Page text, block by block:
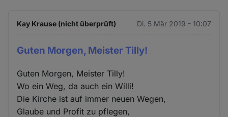
Kay Krause (nicht überprüft) Di. 5 Mär 2019 - 10:07
Guten Morgen, Meister Tilly!
Guten Morgen, Meister Tilly!
Wo ein Weg, da auch ein Willi!
Die Kirche ist auf immer neuen Wegen,
Glaube und Profit zu pflegen,